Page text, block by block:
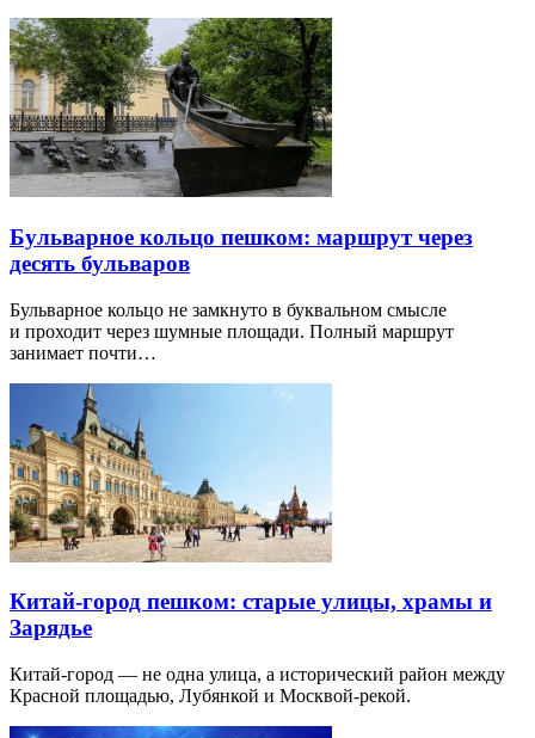
Бульварное кольцо пешком: маршрут через
десять бульваров
Бульварное кольцо не замкнуто в буквальном смысле
и проходит через шумные площади. Полный маршрут
занимает почти…
Китай-город пешком: старые улицы, храмы и
Зарядье
Китай-город — не одна улица, а исторический район между
Красной площадью, Лубянкой и Москвой-рекой.